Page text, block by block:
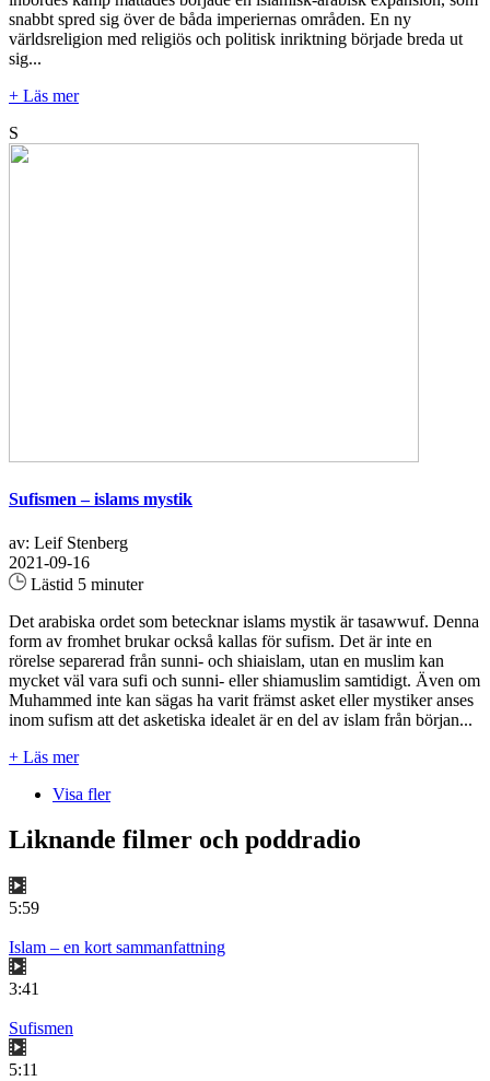
snabbt spred sig över de båda imperiernas områden. En ny
världsreligion med religiös och politisk inriktning började breda ut
sig...
+ Läs mer
S
Sufismen – islams mystik
av: Leif Stenberg
2021-09-16
Lästid 5 minuter
Det arabiska ordet som betecknar islams mystik är tasawwuf. Denna
form av fromhet brukar också kallas för sufism. Det är inte en
rörelse separerad från sunni- och shiaislam, utan en muslim kan
mycket väl vara sufi och sunni- eller shiamuslim samtidigt. Även om
Muhammed inte kan sägas ha varit främst asket eller mystiker anses
inom sufism att det asketiska idealet är en del av islam från början...
+ Läs mer
Visa fler
Liknande filmer och poddradio
5:59
Islam – en kort sammanfattning
3:41
Sufismen
5:11